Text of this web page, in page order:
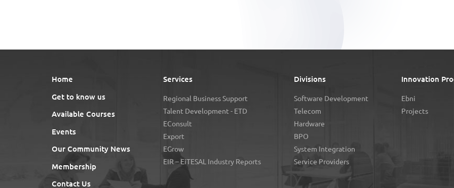
Home
Get to know us
Available Courses
Events
Our Community News
Membership
Contact Us
Services
Regional Business Support
Talent Development - ETD
EConsult
Export
EGrow
EIR – EiTESAL Industry Reports
Divisions
Software Development
Telecom
Hardware
BPO
System Integration
Service Providers
Innovation
Ebni
Projects